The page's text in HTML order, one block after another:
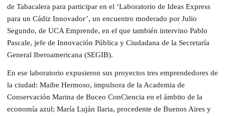
de Tabacalera para participar en el ‘Laboratorio de Ideas Express
para un Cádiz Innovador’, un encuentro moderado por Julio
Segundo, de UCA Emprende, en el que también intervino Pablo
Pascale, jefe de Innovación Pública y Ciudadana de la Secretaría
General Iberoamericana (SEGIB).
En ese laboratorio expusieron sus proyectos tres emprendedores de
la ciudad: Maibe Hermoso, impulsora de la Academia de
Conservación Marina de Buceo ConCiencia en el ámbito de la
economía azul; María Luján Ilaria, procedente de Buenos Aires y